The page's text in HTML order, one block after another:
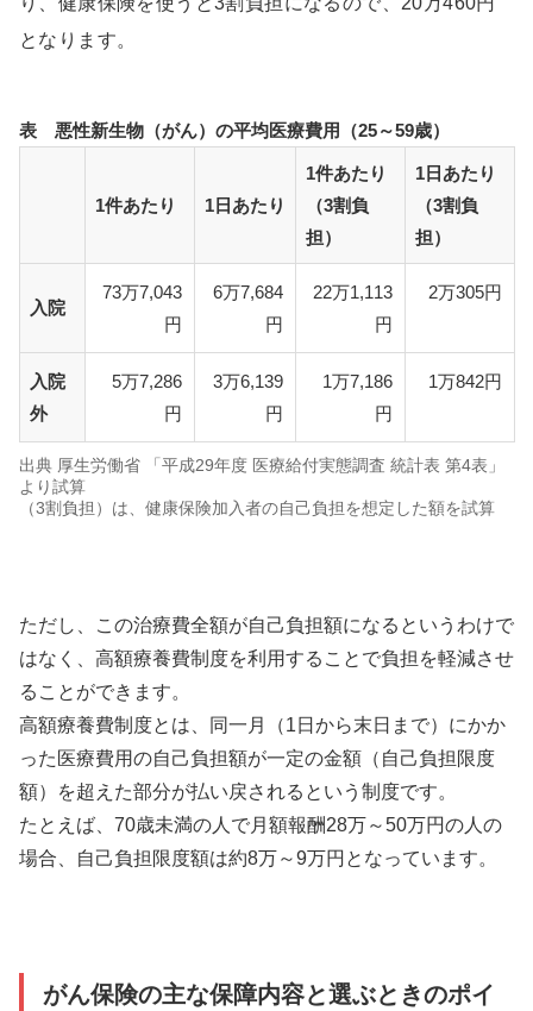
となります。
表 悪性新生物（がん）の平均医療費用（25～59歳）
1件あたり 1日あたり
1件あたり
（3割負
担）
1日あたり
（3割負
担）
入院
73万7,043
円
6万7,684
円
22万1,113
円
2万305円
入院
外
5万7,286
円
3万6,139
円
1万7,186
円
1万842円
出典 厚生労働省 「平成29年度 医療給付実態調査 統計表 第4表」
より試算
（3割負担）は、健康保険加入者の自己負担を想定した額を試算
ただし、この治療費全額が自己負担額になるというわけで
はなく、高額療養費制度を利用することで負担を軽減させ
ることができます。
高額療養費制度とは、同一月（1日から末日まで）にかか
った医療費用の自己負担額が一定の金額（自己負担限度
額）を超えた部分が払い戻されるという制度です。
たとえば、70歳未満の人で月額報酬28万～50万円の人の
場合、自己負担限度額は約8万～9万円となっています。
がん保険の主な保障内容と選ぶときのポイ